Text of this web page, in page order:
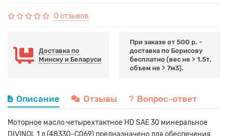
0 отзывов
Доставка по
Минску и Беларуси
При заказе от 500 р. -
доставка по Борисову
бесплатно (вес не > 1.5т,
объем не > 7м3).
Описание Отзывы Вопрос-ответ
Моторное масло четырехтактное HD SAE 30 минеральное